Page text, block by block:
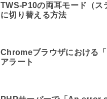
TWS-P10の両耳モード（ス
に切り替える方法
Chromeブラウザにおける
アラート